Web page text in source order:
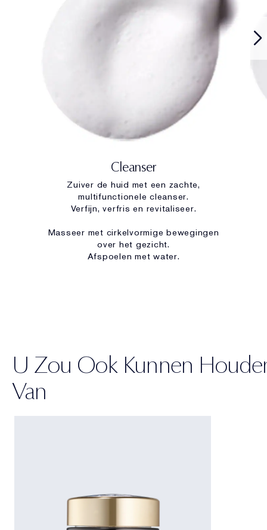
Cleanser
Zuiver de huid met een zachte,
multifunctionele cleanser.
Verfijn, verfris en revitaliseer.
Masseer met cirkelvormige bewegingen
over het gezicht.
Afspoelen met water.
U Zou Ook Kunnen
Van